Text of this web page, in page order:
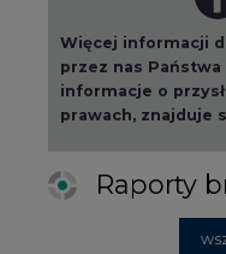
Więcej informacji
przez nas
informacje o
prawach, znajduje
Raporty